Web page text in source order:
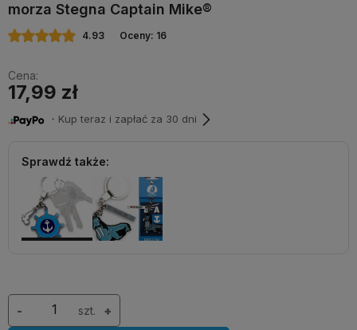
morza Stegna Captain Mike®
4.93 Oceny: 16
Cena:
17,99 zł
・Kup teraz i zapłać za 30 dni
Sprawdź także:
szt. +
-